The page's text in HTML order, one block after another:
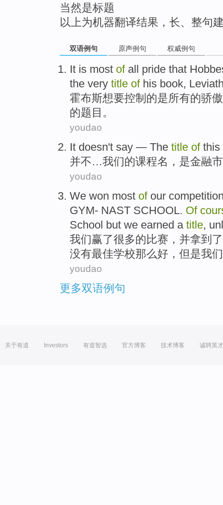
当然是标题
以上为机器翻译结果，长、整句
双语例句 原声例句 权威例句
It is most of all pride that
the very title of his book,
霍布斯想要控制 的是所有的骄傲
的题目 。
youdao
It doesn't say — The title ofthis
并不…我们的课程名 ， 是金融
youdao
We won most ofour
GYM- NAST SCHOOL. Of
School but we earned a title,
我们赢了很多的 比赛 ， 并拿到 了
没有最佳学校那么好 ， 但是我
youdao
更多双语例句
关于有道 Investors 有道智选 官方博客 技术博客 诚聘英才